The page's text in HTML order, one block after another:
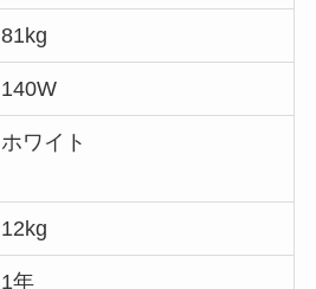
81kg
140W
ホワイト
12kg
1年